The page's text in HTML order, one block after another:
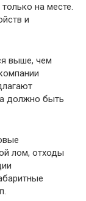
на месте.
и
выше, чем
должно быть
лом, отходы